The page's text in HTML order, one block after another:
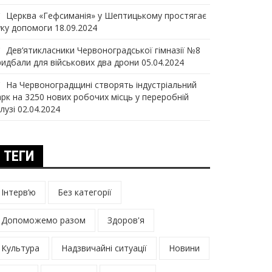
Церква «Гефсиманія» у Шептицькому простягає
допомоги 18.09.2024
Дев‘ятикласники Червоноградської гімназії №8
для військових два дрони 05.04.2024
На Червоноградщині створять індустріальний
на 3250 нових робочих місць у переробній
02.04.2024
ТЕГИ
Інтерв’ю Без категорії
Допоможемо разом Здоров'я
Культура Надзвичайні ситуації Новини